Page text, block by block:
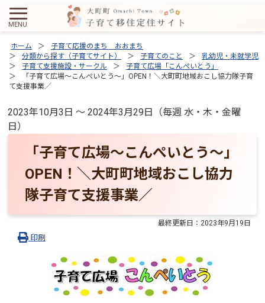
ホーム
子育て応援のまち おおまち
分類から探す（子育てサイト）
子育てのこと
乳幼児・未就学児
子育て支援施設・サークル
子育て広場「こんぺいとう」
「子育て広場～こんぺいとう～」OPEN！＼大町町地域おこし協力隊子育
て支援事業／
2023年10月3日 ～ 2024年3月29日（毎週 水・木・金曜
日）
「子育て広場～こんぺいとう～」
OPEN！＼大町町地域おこし協力
隊子育て支援事業／
最終更新日： 2023年9月19日
印刷